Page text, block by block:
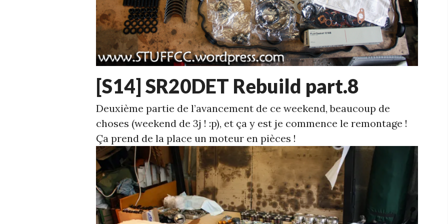
S14
[S14] SR20DET Rebuild part.8
Deuxième partie de l’avancement de ce weekend, beaucoup de
choses (weekend de 3j ! :p), et ça y est je commence le remontage !
Ça prend de la place un moteur en pièces !